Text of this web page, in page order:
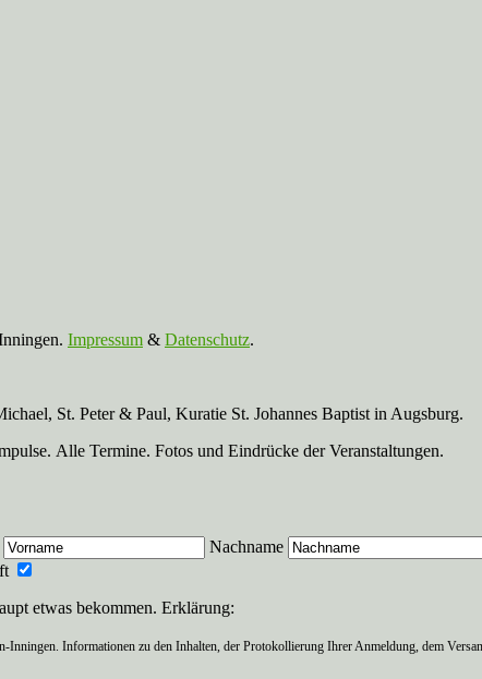
Impressum & Datenschutz.
St. Peter & Paul, Kuratie St. Johannes Baptist in Augsburg.
Alle Termine. Fotos und Eindrücke der Veranstaltungen.
Nachname
etwas bekommen. Erklärung:
Informationen zu den Inhalten, der Protokollierung Ihrer Anmeldung, dem